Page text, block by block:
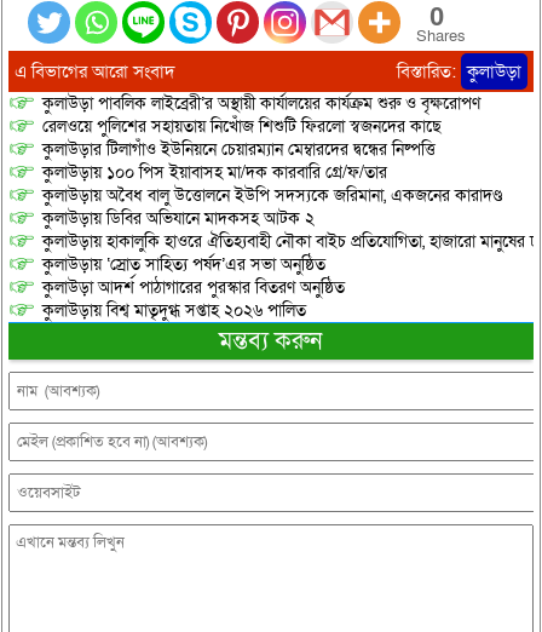
0
Shares
এ বিভাগের আরো সংবাদ বিস্তারিত: কুলাউড়া
কুলাউড়া পাবলিক লাইব্রেরী’র অস্থায়ী কার্যালয়ের কার্যক্রম শুরু ও বৃক্ষরোপণ
রেলওয়ে পুলিশের সহায়তায় নিখোঁজ শিশুটি ফিরলো স্বজনদের কাছে
কুলাউড়ার টিলাগাঁও ইউনিয়নে চেয়ারম্যান মেম্বারদের দ্বন্ধের নিষ্পত্তি
কুলাউড়ায় ১০০ পিস ইয়াবাসহ মা/দক কারবারি গ্রে/ফ/তার
কুলাউড়ায় অবৈধ বালু উত্তোলনে ইউপি সদস্যকে জরিমানা, একজনের কারাদণ্ড
কুলাউড়ায় ডিবির অভিযানে মাদকসহ আটক ২
কুলাউড়ায় হাকালুকি হাওরে ঐতিহ্যবাহী নৌকা বাইচ প্রতিযোগিতা, হাজারো মানুষের
কুলাউড়ায় ‘স্রোত সাহিত্য পর্ষদ’এর সভা অনুষ্ঠিত
কুলাউড়া আদর্শ পাঠাগারের পুরস্কার বিতরণ অনুষ্ঠিত
কুলাউড়ায় বিশ্ব মাতৃদুগ্ধ সপ্তাহ ২০২৬ পালিত
মন্তব্য করুন